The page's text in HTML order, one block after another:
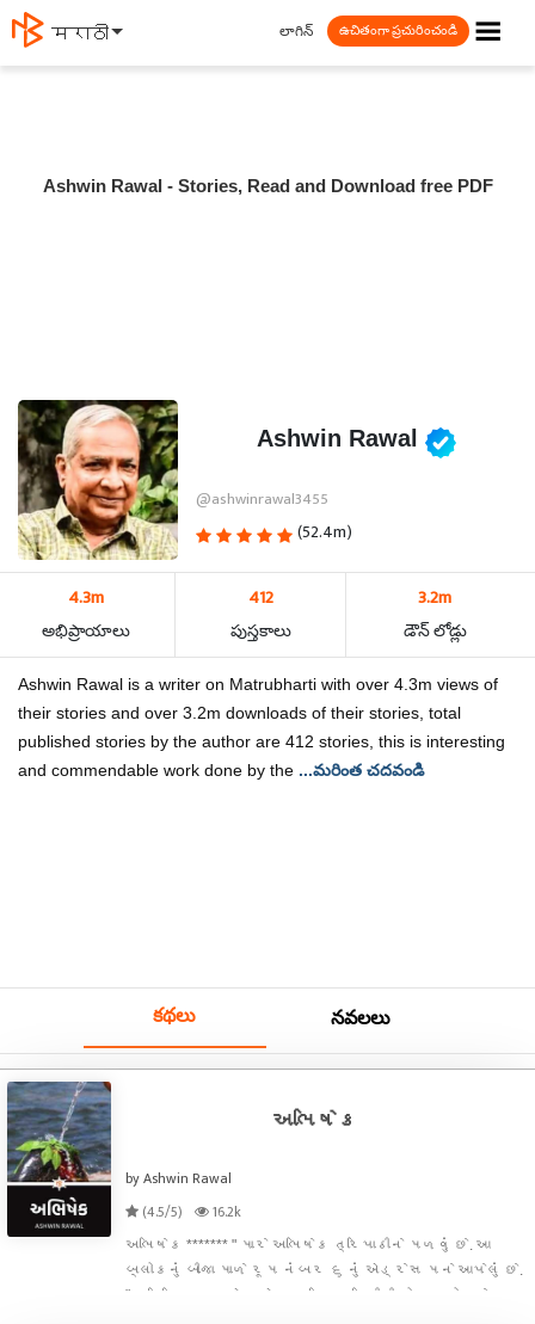
मराठी ☰
లాగిన్ ఉచితంగా ప్రచురించండి
Ashwin Rawal - Stories, Read and Download free PDF
Ashwin Rawal
@ashwinrawal3455
(52.4m)
4.3m
అభిప్రాయాలు
412
పుస్తకాలు
3.2m
డౌన్ లోడ్లు
Ashwin Rawal is a writer on Matrubharti with over 4.3m views of
their stories and over 3.2m downloads of their stories, total
published stories by the author are 412 stories, this is interesting
and commendable work done by the ...మరింత చదవండి
కథలు నవలలు
અભિષેક
by Ashwin Rawal
(4.5/5)
16.2k
અભિષેક ******* " મારે અભિષેક ત્રિપાઠીને મળવું છે. આ
બ્લોકનું બીજા માળે રૂમ નંબર ૬ નું એડ્રેસ મને આપેલું છે.
" અદિતિ વ્યાસ એમ.એસ. યુનિવર્સિટીની બોયઝ હોસ્ટેલના